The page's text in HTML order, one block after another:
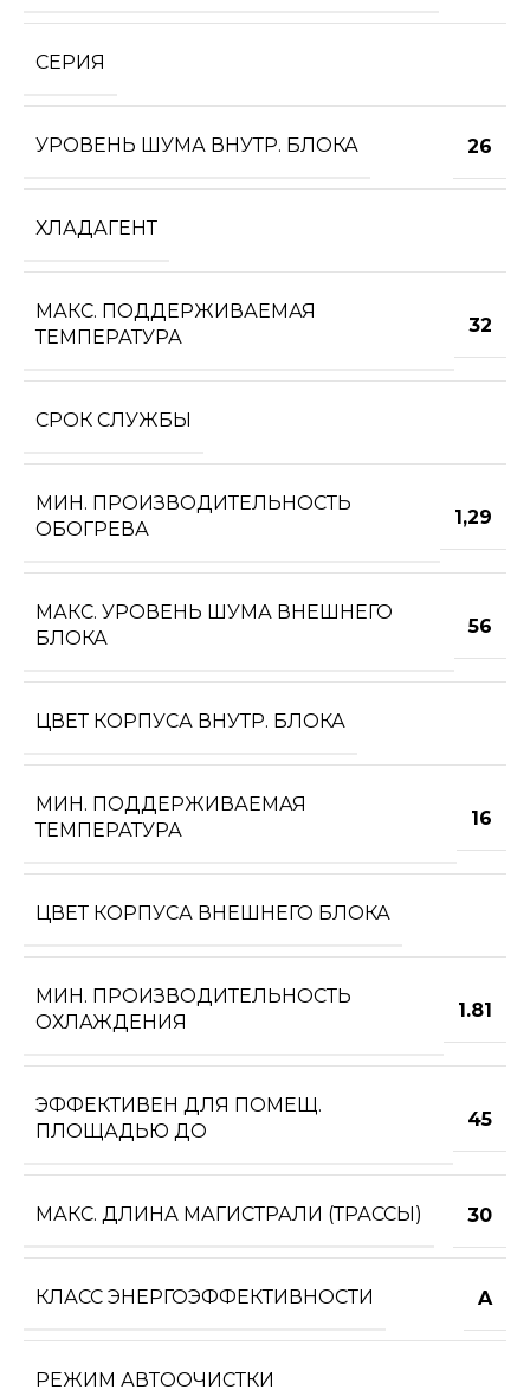
СЕРИЯ
УРОВЕНЬ ШУМА ВНУТР. БЛОКА 26
ХЛАДАГЕНТ
МАКС. ПОДДЕРЖИВАЕМАЯ
ТЕМПЕРАТУРА
32
СРОК СЛУЖБЫ
МИН. ПРОИЗВОДИТЕЛЬНОСТЬ
ОБОГРЕВА
1,29
МАКС. УРОВЕНЬ ШУМА ВНЕШНЕГО
БЛОКА
56
ЦВЕТ КОРПУСА ВНУТР. БЛОКА
МИН. ПОДДЕРЖИВАЕМАЯ
ТЕМПЕРАТУРА
16
ЦВЕТ КОРПУСА ВНЕШНЕГО БЛОКА
МИН. ПРОИЗВОДИТЕЛЬНОСТЬ
ОХЛАЖДЕНИЯ
1.81
ЭФФЕКТИВЕН ДЛЯ ПОМЕЩ.
ПЛОЩАДЬЮ ДО
45
МАКС. ДЛИНА МАГИСТРАЛИ (ТРАССЫ) 30
КЛАСС ЭНЕРГОЭФФЕКТИВНОСТИ A
РЕЖИМ АВТООЧИСТКИ